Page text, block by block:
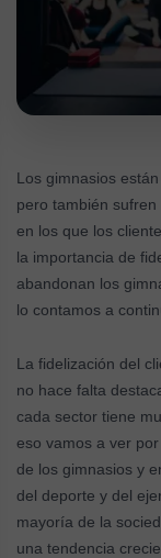
Los gimnasios
pero también
en los que los
la importancia de
abandonan los
lo contamos a
La fidelización del
no hace falta
cada sector tiene
eso vamos a ver
de los gimnasios y
del deporte y del
mayoría de la
una tendencia